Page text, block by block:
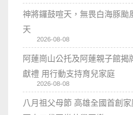
神將鑼鼓喧天，無畏白海豚
天
2026-08-08
阿蓮崗山公托及阿蓮親子館
獻禮 用行動支持育兒家庭
2026-08-08
八月祖父母節 高雄全國首創